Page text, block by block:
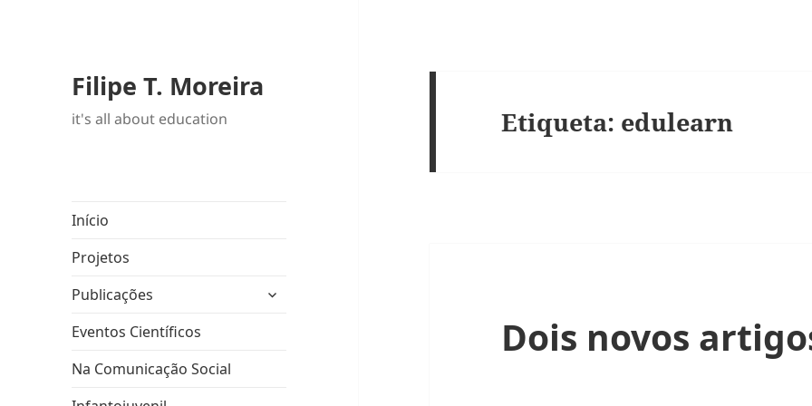
Filipe T. Moreira
it's all about education
Início
Projetos
Publicações
expandir
Eventos Científicos
Na Comunicação Social
Etiqueta: edulearn
Dois novos